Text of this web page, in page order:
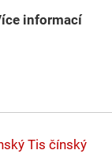
informací
Tis čínský